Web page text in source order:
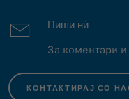
Пиши нѝ
За коментари
КОНТАКТИРАЈ СО